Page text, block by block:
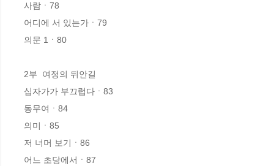
사람ㆍ78
어디에 서 있는가ㆍ79
의문 1ㆍ80
2부  여정의 뒤안길
십자가가 부끄럽다ㆍ83
동무여ㆍ84
의미ㆍ85
저 너머 보기ㆍ86
어느 초당에서ㆍ87